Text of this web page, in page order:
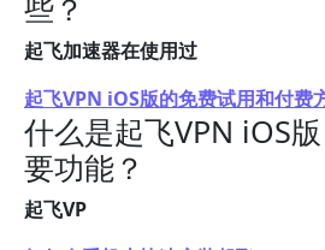
些？
起飞加速器在使用过
起飞VPN iOS版的免费试用和付费
什么是起飞VPN iOS
要功能？
起飞VP